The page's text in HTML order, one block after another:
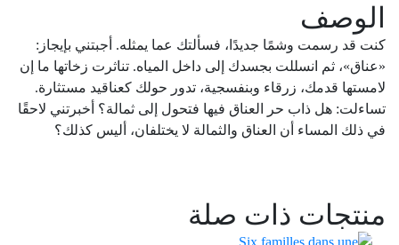
الوصف
كنت قد رسمت وشمًا جديدًا، فسألتك عما يمثله. أجبتني بإيجاز:
«عناق»، ثم انسللت بجسدك إلى داخل المياه. تناثرت زخاتها ما إن
لامستها قدمك، زرقاء وبنفسجية، تدور حولك كعناقيد مستثارة.
تساءلت: هل ذاب حر العناق فيها فتحول إلى ثمالة؟ أخبرتني لاحقًا
في ذلك المساء أن العناق والثمالة لا يختلفان، أليس كذلك؟
منتجات ذات صلة